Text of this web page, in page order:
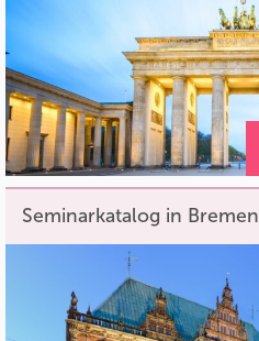
Seminarkatalog in Bremen